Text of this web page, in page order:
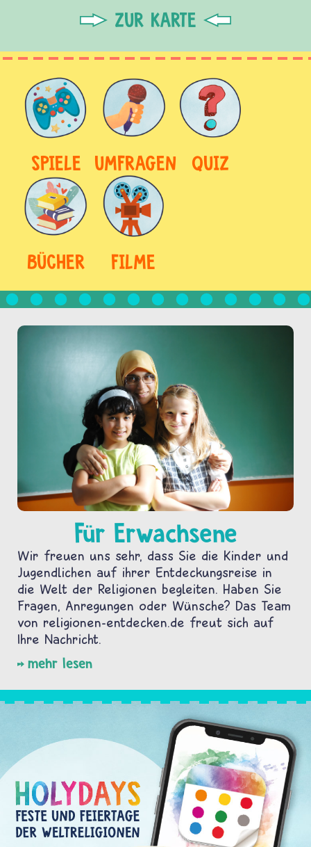
ZUR KARTE
SPIELE UMFRAGEN QUIZ
BÜCHER FILME
Für Erwachsene
Wir freuen uns sehr, dass Sie die Kinder und
Jugendlichen auf ihrer Entdeckungsreise in
die Welt der Religionen begleiten. Haben Sie
Fragen, Anregungen oder Wünsche? Das Team
von religionen-entdecken.de freut sich auf
Ihre Nachricht.
mehr lesen